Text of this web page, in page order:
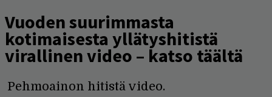
Vuoden suurimmasta
kotimaisesta yllätyshitistä
virallinen video – katso täältä
Pehmoainon hitistä video.